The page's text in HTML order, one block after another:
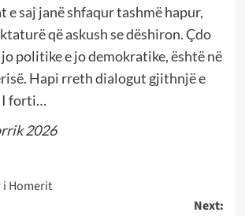
e saj janë shfaqur tashmë hapur,
që askush se dëshiron. Çdo
politike e jo demokratike, është në
Hapi rreth dialogut gjithnjë e
I forti…
2026
Homerit
Next: